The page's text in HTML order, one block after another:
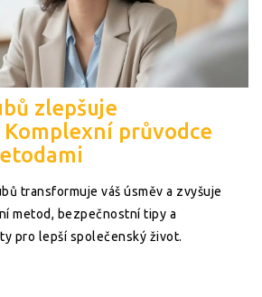
zlepšuje
průvodce
transformuje váš úsměv a zvyšuje
metod, bezpečnostní tipy a
pro lepší společenský život.